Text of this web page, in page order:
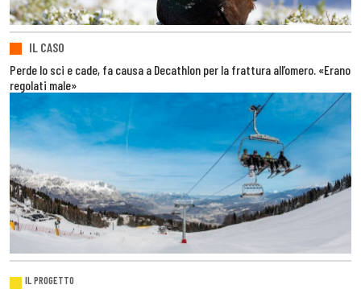
IL CASO
Perde lo sci e cade, fa causa a Decathlon per la frattura all’omero. «Erano
regolati male»
IL PROGETTO